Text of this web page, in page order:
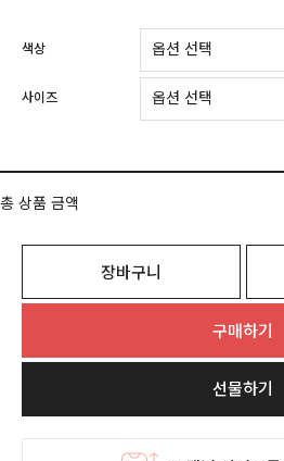
색상
사이즈
총 상품 금액
장바구니
구매하기
선물하기